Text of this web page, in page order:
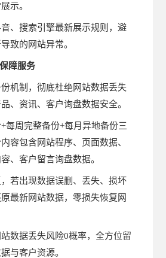
示。
、搜索引擎最新展示规则，避
致的网站异常。
障服务
机制，彻底杜绝网站数据丢失
、资讯、客户询盘数据安全。
每周完整备份+每月异地备份三
容包含网站程序、页面数据、
、客户留言询盘数据。
若出现数据误删、丢失、损坏
最新网站数据，零损失恢复网
数据丢失风险0概率，全方位留
与客户资源。